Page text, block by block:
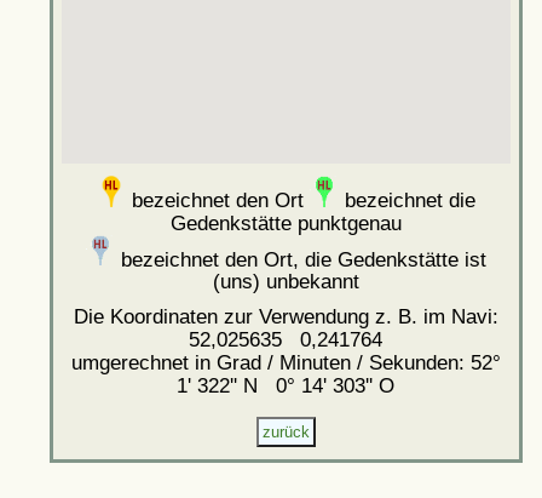
bezeichnet den Ort
bezeichnet die
Gedenkstätte punktgenau
bezeichnet den Ort, die Gedenkstätte ist
(uns) unbekannt
Die Koordinaten zur Verwendung z. B. im Navi:
52,025635 0,241764
umgerechnet in Grad / Minuten / Sekunden: 52°
1' 322'' N 0° 14' 303'' O